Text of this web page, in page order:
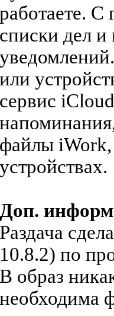
работаете.
списки дел
или
сервис
файлы iWork,
устройствах.
Доп.
Раздача
10.8.2) по
В образ
необходима